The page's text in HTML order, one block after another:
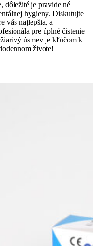
dôležité je pravidelné
hygieny. Diskutujte
vás najlepšia, a
pre úplné čistenie
úsmev je kľúčom k
živote!